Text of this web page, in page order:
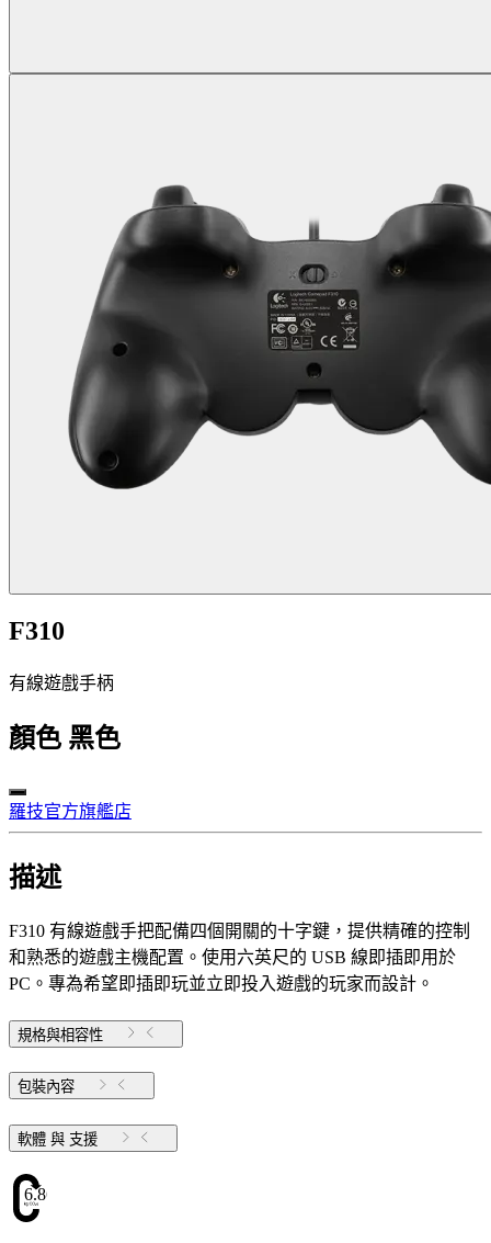
F310
有線遊戲手柄
顏色 黑色
羅技官方旗艦店
描述
F310 有線遊戲手把配備四個開關的十字鍵，提供精確的控制
和熟悉的遊戲主機配置。使用六英尺的 USB 線即插即用於
PC。專為希望即插即玩並立即投入遊戲的玩家而設計。
規格與相容性
包裝內容
軟體 與 支援
6.86